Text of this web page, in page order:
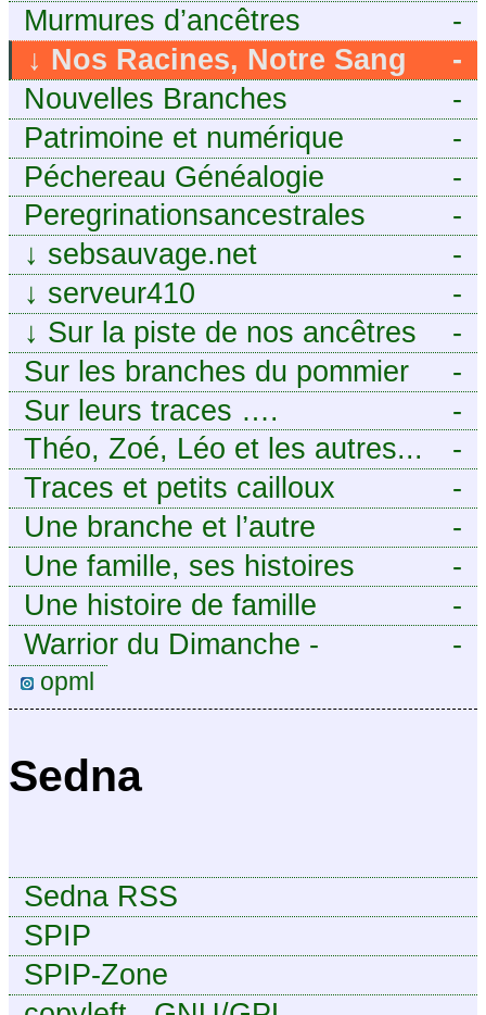
-
Murmures d’ancêtres
-
↓ Nos Racines, Notre Sang
-
Nouvelles Branches
-
Patrimoine et numérique
-
Péchereau Généalogie
-
Peregrinationsancestrales
-
↓ sebsauvage.net
-
↓ serveur410
-
↓ Sur la piste de nos ancêtres
en Périgord.
-
Sur les branches du pommier
-
Sur leurs traces ….
-
Théo, Zoé, Léo et les autres...
-
Traces et petits cailloux
-
Une branche et l’autre
-
Une famille, ses histoires
-
Une histoire de famille
-
Warrior du Dimanche -
Publication à caractère
intermittent, approximatif et
opml
Sedna
Sedna RSS
SPIP
SPIP-Zone